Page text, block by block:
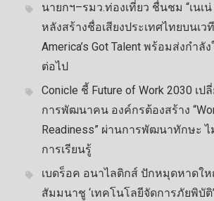
นายกฯ–รมว.ท่องเที่ยว ชื่นชม “เนเน่
หลังสร้างชื่อเสียงประเทศไทยบนเวที
America’s Got Talent พร้อมส่งกำลั
ต่อไป
Conicle ชี้ Future of Work 2030 เป
การพัฒนาคน องค์กรต้องสร้าง
Readiness” ผ่านการพัฒนาทักษะ
การเรียนรู้
เบดร็อค อนาไลติกส์ ปักหมุดหาดใ
สัมมนาชู ‘เทคโนโลยีจัดการภัยพิบัติ